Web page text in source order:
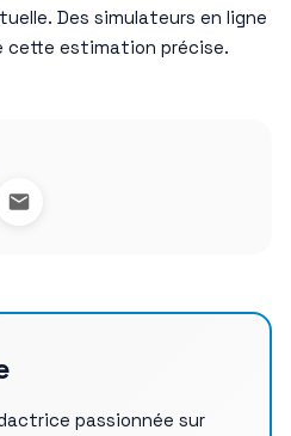
Des simulateurs en ligne
cette estimation précise.
passionnée sur